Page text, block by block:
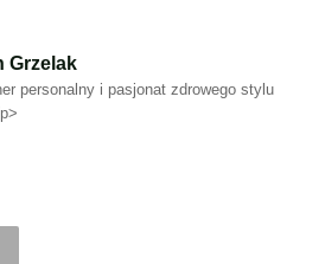
Grzelak
personalny i pasjonat zdrowego stylu
e-mail